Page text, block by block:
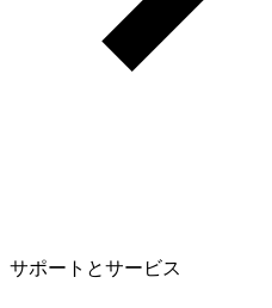
サポートとサービス